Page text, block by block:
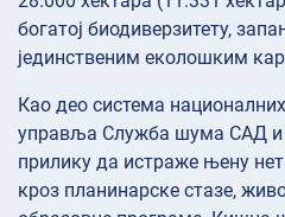
богатој биодиверзитету,
јединственим еколошким
Као део система
управља Служба шума САД и
прилику да истраже њену
кроз планинарске стазе,